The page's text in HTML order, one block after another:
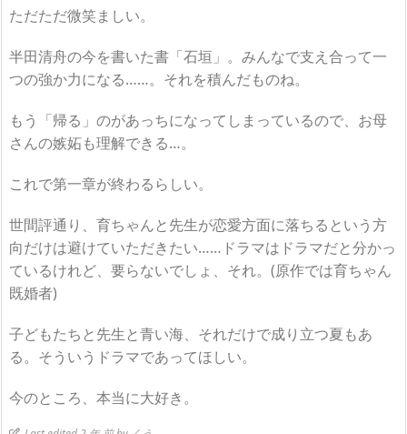
ただただ微笑ましい。
半田清舟の今を書いた書「石垣」。みんなで支え合って一
つの強か力になる……。それを積んだものね。
もう「帰る」のがあっちになってしまっているので、お母
さんの嫉妬も理解できる…。
これで第一章が終わるらしい。
世間評通り、育ちゃんと先生が恋愛方面に落ちるという方
向だけは避けていただきたい……ドラマはドラマだと分かっ
ているけれど、要らないでしょ、それ。(原作では育ちゃん
既婚者)
子どもたちと先生と青い海、それだけで成り立つ夏もあ
る。そういうドラマであってほしい。
今のところ、本当に大好き。